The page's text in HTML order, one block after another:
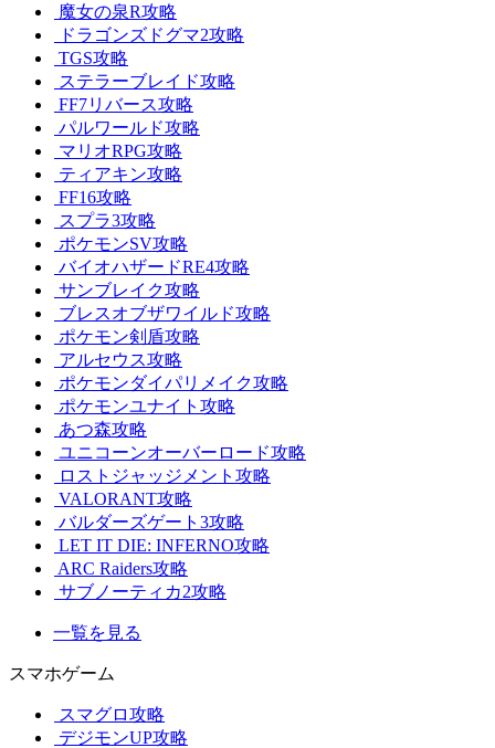
魔女の泉R攻略
ドラゴンズドグマ2攻略
TGS攻略
ステラーブレイド攻略
FF7リバース攻略
パルワールド攻略
マリオRPG攻略
ティアキン攻略
FF16攻略
スプラ3攻略
ポケモンSV攻略
バイオハザードRE4攻略
サンブレイク攻略
ブレスオブザワイルド攻略
ポケモン剣盾攻略
アルセウス攻略
ポケモンダイパリメイク攻略
ポケモンユナイト攻略
あつ森攻略
ユニコーンオーバーロード攻略
ロストジャッジメント攻略
VALORANT攻略
バルダーズゲート3攻略
LET IT DIE: INFERNO攻略
ARC Raiders攻略
サブノーティカ2攻略
一覧を見る
スマホゲーム
スマグロ攻略
デジモンUP攻略